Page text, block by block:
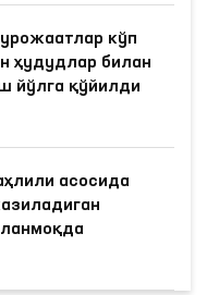
кўп
ҳудудлар билан
йўлга қўйилди
асосида